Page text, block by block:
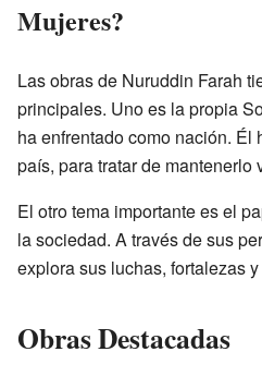
Mujeres?
Las obras de Nuruddin Farah
principales. Uno es la propia
ha enfrentado como nación. Él
país, para tratar de mantenerlo
El otro tema importante es el
la sociedad. A través de sus
explora sus luchas, fortalezas
Obras Destacadas